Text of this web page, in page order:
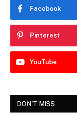
Facebook
Pinterest
YouTube
DON'T MISS